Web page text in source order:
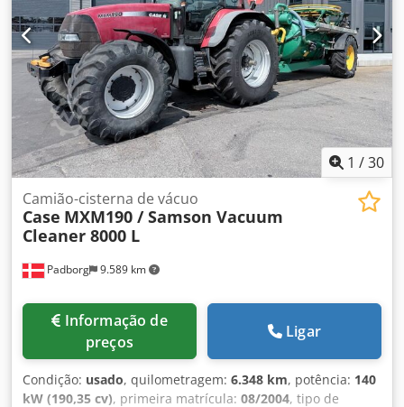
Tipo: Case Bender / máquina para formação de lombadas
Largura de trabalho: aprox. 600 mm Regulação da pressão
dos rolos Construção estável em ferro fundido
Acionamento elétrico Mesa de trabalho Chsdpfxsziwnbs Ag
Sea Estado: usada Aplicações: produção de livros em capa
dura, encadernadoras, gráficas, empresas de impressão,
produção de álbuns, catálogos e capas.
1 /30
Padborg 9.589 km
Camião-cisterna de vácuo
Case MXM190 / Samson Vacuum
Cleaner 8000 L
preços
Ligar
Condição: usado, quilometragem: 6.348 km, potência: 140
kW (190,35 cv), primeira matrícula: 08/2004, tipo de